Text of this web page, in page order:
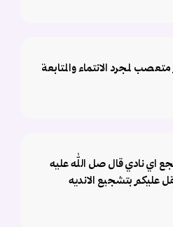
لمجرد الانتماء والمتابعة
اي نادي قال صل الله عليه
عليكم بتشجيع الانديه